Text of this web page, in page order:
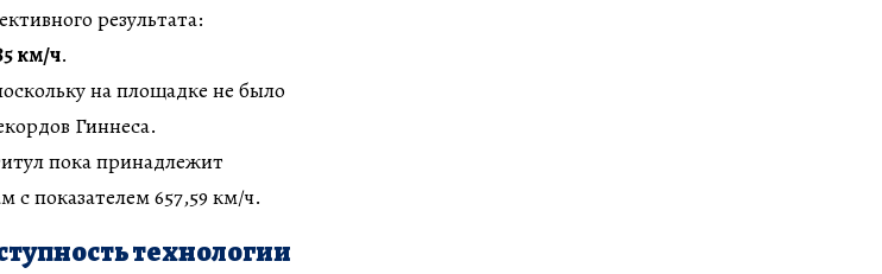
результата:
км/ч.
на площадке не было
Гиннеса.
пока принадлежит
показателем 657,59 км/ч.
технологии